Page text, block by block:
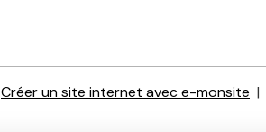
Créer un site internet avec e-monsite